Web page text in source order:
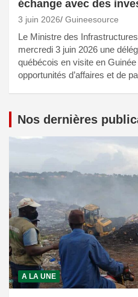
échange avec des
3 juin 2026 Guineesource
Le Ministre des
mercredi 3 juin 2026 une
québécois en visite en
opportunités d’affaires et de
Nos dernières
A LA UNE